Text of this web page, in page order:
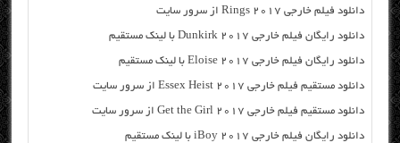
دانلود فیلم خارجی Rings 2017 از سرور سایت
دانلود رایگان فیلم خارجی Dunkirk 2017 با لینک مستقیم
دانلود رایگان فیلم خارجی Eloise 2017 با لینک مستقیم
دانلود مستقیم فیلم خارجی Essex Heist 2017 از سرور سایت
دانلود مستقیم فیلم خارجی Get the Girl 2017 از سرور سایت
دانلود رایگان فیلم خارجی iBoy 2017 با لینک مستقیم